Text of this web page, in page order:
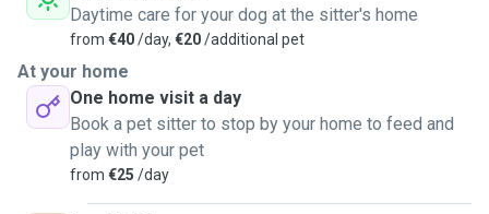
Daytime care for your dog at the sitter's home
from €40/day, €20/additional pet
At your home
One home visit a day
Book a pet sitter to stop by your home to feed and
play with your pet
from €25 /day